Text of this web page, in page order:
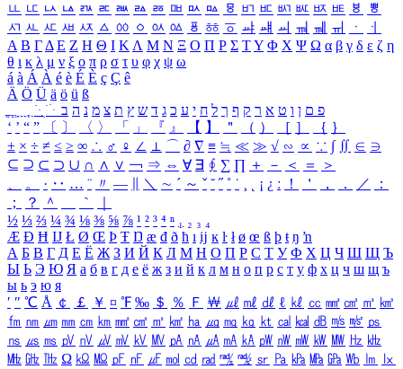
ㅥ ㅦ ㅧ ㅨ ㅩ ㅪ ㅫ ㅬ ㅭ ㅮ ㅯ ㅰ ㅱ ㅲ ㅳ ㅴ ㅵ ㅶ ㅷ ㅸ
ㅹ
ㅺ ㅻ ㅼ ㅽ ㅾ ㅿ ㆀ ㆁ ㆂ ㆃ ㆄ ㆅ ㆆ ㆇ ㆈ ㆉ ㆊ ㆋ ㆌ ㆍ
ㆎ
Α Β ΓΔ Ε Ζ Η Θ Ι ΚΛ Μ Ν Ξ Ο Π Ρ Σ ΤΥ Φ Χ Ψ Ω α β γ δ ε ζ η
θ ι κ λ μ ν ξ ο π ρ σ τ υ φ χ ψ ω
á à Á À é è É È ç Ç ê
Ä Ö Ü ä ö ü ß
ִֶֹ ֻּ ׁׂ פ ם ן ו ט א ר ק ף ך ל ח י ע כ ג ד ש ץ ת צ מ נ ה ב
‘ ’ “ ” 〔 〕 〈 〉 「 」 『 』 【 】 ＂ （ ） ［ ］ ｛ ｝
± × ÷ ≠ ≤ ≥ ∞ ∴ ♂ ♀ ∠ ⊥ ⌒ ∂ ∇ ≡ ≒ ≪ ≫ √ ∽ ∝ ∵ ∫ ∬ ∈ ∋
⊆ ⊇ ⊂ ⊃ ∪ ∩ ∧ ∨ ￢ ⇒ ⇔ ∀ ∃ ∮ ∑ ∏ ＋ － ＜ ＝
＞
、
。 · ‥ … ¨ 〃 ― ＼ ∼ ´ ～ ˇ ˘ ˝ ˚ ˙ ¸ ¡ ¿ ː ！ ＇ ， ． ／
：
；
？ ＾ ｀
½ ⅓ ⅔ ¼ ¾ ⅛ ⅜ ⅝ ⅞ ¹ ² ³ ⁴ ⁿ ₁ ₂ ₃ ₄
Æ Ð Ħ Ĳ Ł Ø Œ Þ Ŧ Ŋ æ đ ð ħ ı ĳ ĸ ŀ ł ø œ ß þ ŧ ŋ ŉ
А Б В Г Д Е Ё Ж З И Й К Л М Н О П Р С Т У Ф Х Ц Ч Ш Щ Ъ
Ы Ь Э Ю Я а б в г д е ё ж з и й к л м н о п р с т у ф х ц ч ш щ ъ
ы ь э ю я
′ ″ ℃ Å ￠ ￡ ￥ ¤ ℉ ‰ ＄ ％ Ｆ ￦ ㎕ ㎖ ㎗ ℓ ㎘ ㏄ ㎣ ㎤ ㎥ ㎦
㎙ ㎚ ㎛ ㎜ ㎝ ㎞ ㎟ ㎠ ㎡ ㎢ ㏊ ㎍ ㎎ ㎏ ㏏ ㎈ ㎉ ㏈ ㎧ ㎨ ㎰
㎱ ㎲ ㎳ ㎴ ㎵ ㎶ ㎷ ㎸ ㎹ ㎀ ㎁ ㎂ ㎃ ㎄ ㎺ ㎻ ㎽ ㎾ ㎿ ㎐ ㎑
㎒ ㎓ ㎔ Ω ㏀ ㏁ ㎊ ㎋ ㎌ ㏖ ㏅ ㎭ ㎮ ㎯ ㏛ ㎩ ㎪ ㎫ ㎬ ㏝ ㏐
㏓